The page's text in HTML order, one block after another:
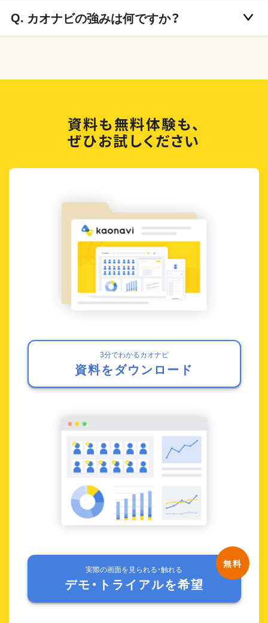
カオナビの強みは何ですか？
資料も無料体験も、
ぜひお試しください
3分でわかるカオナビ
資料をダウンロード
実際の画面を見られる・触れる
デモ・トライアルを希望